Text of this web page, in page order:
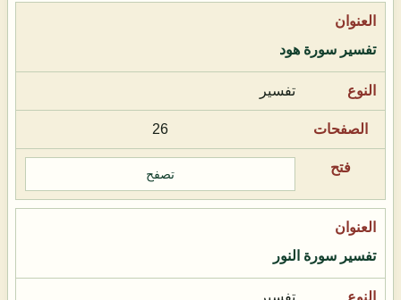
تفسير سورة هود
تفسير
26
تصفح
تفسير سورة النور
تفسير